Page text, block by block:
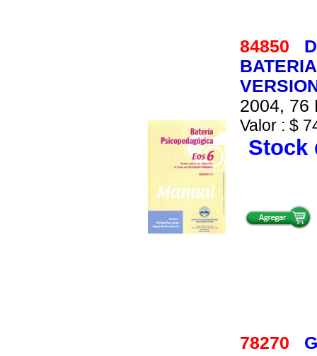
84850
2004, 76
Valor : $
Stock
78270